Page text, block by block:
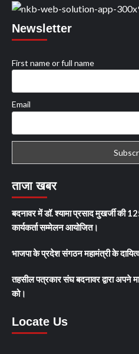
Newsletter
First name or full name
Email
ताजा खबर
बदनावर में डॉ. श्यामा प्रसाद मुखर्जी की
कार्यकर्ता सम्मेलन आयोजित।
भाजपा के प्रदेश संगठन महामंत्री के दायित्व
तहसील पत्रकार संघ बदनावर द्वारा
को।
Locate Us